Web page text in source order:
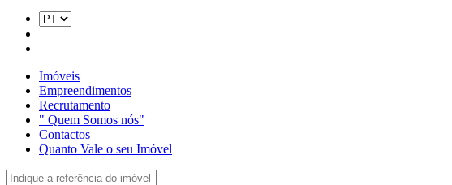
Imóveis
Empreendimentos
Recrutamento
" Quem Somos nós"
Contactos
Quanto Vale o seu Imóvel